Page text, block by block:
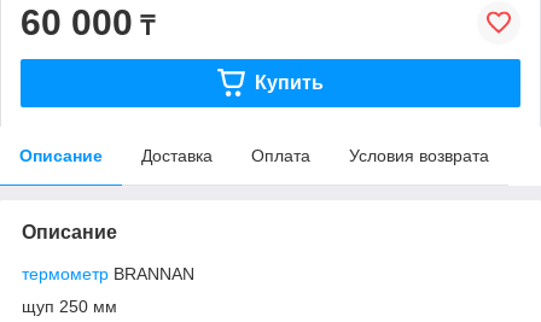
60 000 ₸
Купить
Описание Доставка Оплата Условия возврата
Описание
термометр BRANNAN
щуп 250 мм